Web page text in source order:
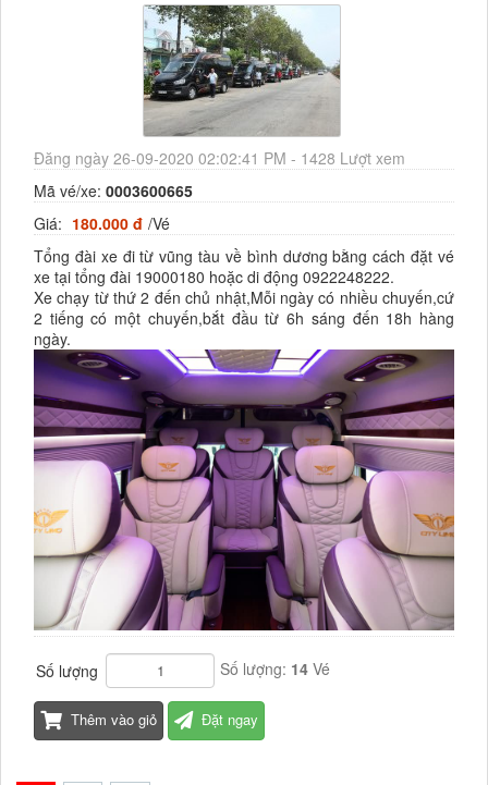
Đăng ngày 26-09-2020 02:02:41 PM - 1428 Lượt xem
Mã vé/xe: 0003600665
Giá: 180.000 đ /Vé
Tổng đài xe đi từ vũng tàu về bình dương bằng cách đặt vé
xe tại tổng đài 19000180 hoặc di động 0922248222.
Xe chạy từ thứ 2 đến chủ nhật,Mỗi ngày có nhiều chuyến,cứ
2 tiếng có một chuyến,bắt đầu từ 6h sáng đến 18h hàng
ngày.
Số lượng Số lượng: 14 Vé
Thêm vào giỏ Đặt ngay